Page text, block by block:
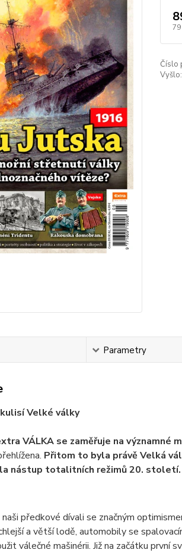
79
Číslo
Vyšlo:
Parametry
Velké války
VÁLKA se zaměřuje na významné
Přitom to byla právě Velká
nástup totalitních režimů 20. století.
předkové dívali se značným
a větší lodě, automobily se
válečné mašinérii. Již na začátku